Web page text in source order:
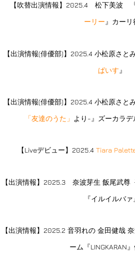
【吹替出演情報】2025.4 松下美波
ーリー 』カーリ
【出演情報(俳優部)】2025.4 小松原さと
ぱいす 』
【出演情報(俳優部)】2025.4 小松原さと
「友達のうた」 より-』ズーカラ
【Liveデビュー】2025.4 Tiara
【出演情報】2025.3 奈波芽生 飯尾武尊
『イルイルバァ
【出演情報】2025.2 音羽れの 金田健哉
ーム『LINGKARAN